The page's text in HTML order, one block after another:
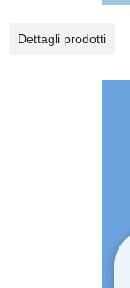
Dettagli prodotti